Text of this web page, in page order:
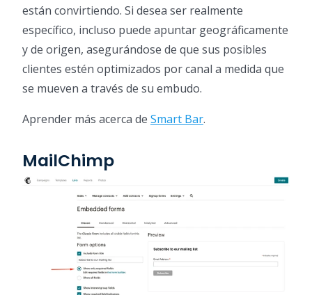
están convirtiendo. Si desea ser realmente
específico, incluso puede apuntar geográficamente
y de origen, asegurándose de que sus posibles
clientes estén optimizados por canal a medida que
se mueven a través de su embudo.
Aprender más acerca de Smart Bar.
MailChimp